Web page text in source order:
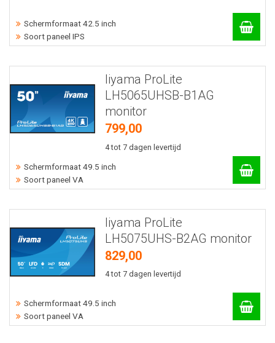
Schermformaat 42.5 inch
Soort paneel IPS
Iiyama ProLite
LH5065UHSB-B1AG
monitor
799,00
4 tot 7 dagen levertijd
Schermformaat 49.5 inch
Soort paneel VA
Iiyama ProLite
LH5075UHS-B2AG monitor
829,00
4 tot 7 dagen levertijd
Schermformaat 49.5 inch
Soort paneel VA